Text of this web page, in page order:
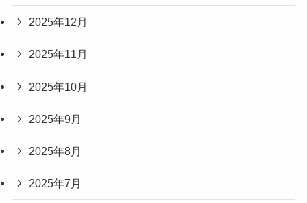
2025年12月
2025年11月
2025年10月
2025年9月
2025年8月
2025年7月